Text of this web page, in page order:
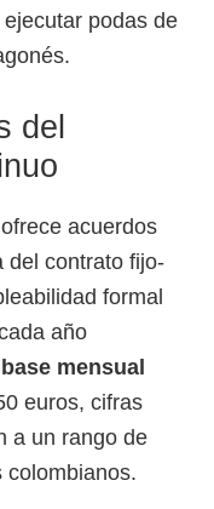
podas de
del
acuerdos
del contrato fijo-
formal
año
mensual
euros, cifras
a un rango de
colombianos.